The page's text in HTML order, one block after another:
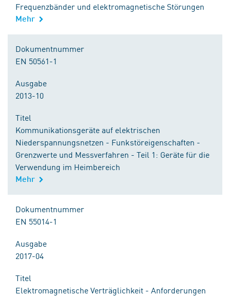
Frequenzbänder und elektromagnetische Störungen
Mehr
Dokumentnummer
EN 50561-1
Ausgabe
2013-10
Titel
Kommunikationsgeräte auf elektrischen
Niederspannungsnetzen - Funkstöreigenschaften -
Grenzwerte und Messverfahren - Teil 1: Geräte für die
Verwendung im Heimbereich
Mehr
Dokumentnummer
EN 55014-1
Ausgabe
2017-04
Titel
Elektromagnetische Verträglichkeit - Anforderungen